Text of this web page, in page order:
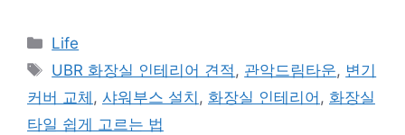
카
테
리
Life
태
그
UBR 화장실 인테리어 견적, 관악드림타운, 변기
커버 교체 , 샤워부스 설치 , 화장실 인테리어 , 화장실
타일 쉽게 고르는 법